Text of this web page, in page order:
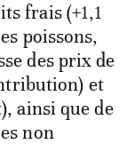
frais (+1,1
poissons,
des prix de
et
ainsi que de
non